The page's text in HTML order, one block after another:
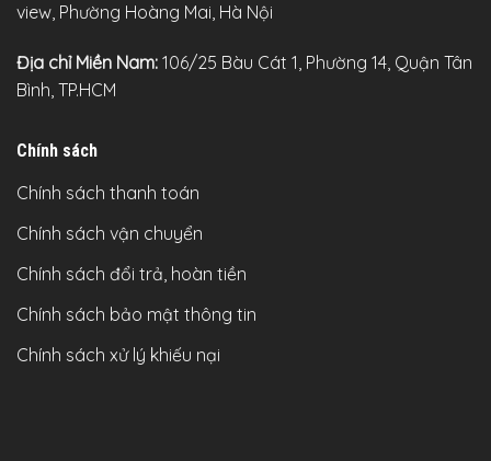
view, Phường Hoàng Mai, Hà Nội
Địa chỉ Miền Nam: 106/25 Bàu Cát 1, Phường 14, Quận Tân
Bình, TP.HCM
Chính sách
Chính sách thanh toán
Chính sách vận chuyển
Chính sách đổi trả, hoàn tiền
Chính sách bảo mật thông tin
Chính sách xử lý khiếu nại